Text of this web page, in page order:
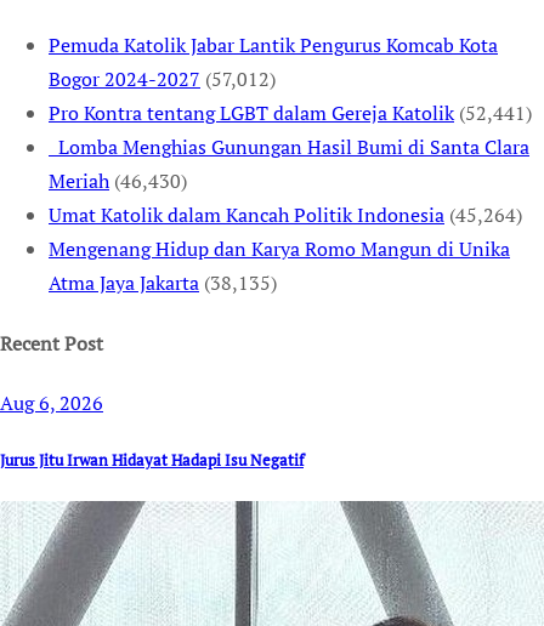
Pemuda Katolik Jabar Lantik Pengurus Komcab Kota
Bogor 2024-2027 (57,012)
Pro Kontra tentang LGBT dalam Gereja Katolik (52,441)
Lomba Menghias Gunungan Hasil Bumi di Santa Clara
Meriah (46,430)
Umat Katolik dalam Kancah Politik Indonesia (45,264)
Mengenang Hidup dan Karya Romo Mangun di Unika
Atma Jaya Jakarta (38,135)
Recent Post
Aug 6, 2026
Jurus Jitu Irwan Hidayat Hadapi Isu Negatif